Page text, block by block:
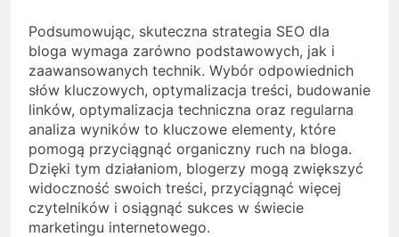
Podsumowując, skuteczna strategia SEO dla
bloga wymaga zarówno podstawowych, jak i
zaawansowanych technik. Wybór odpowiednich
słów kluczowych, optymalizacja treści, budowanie
linków, optymalizacja techniczna oraz regularna
analiza wyników to kluczowe elementy, które
pomogą przyciągnąć organiczny ruch na bloga.
Dzięki tym działaniom, blogerzy mogą zwiększyć
widoczność swoich treści, przyciągnąć więcej
czytelników i osiągnąć sukces w świecie
marketingu internetowego.